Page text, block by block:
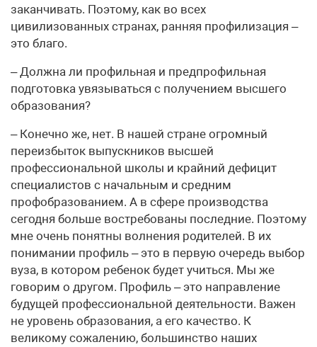
заканчивать. Поэтому, как во всех
цивилизованных странах, ранняя профилизация –
это благо.
– Должна ли профильная и предпрофильная
подготовка увязываться с получением высшего
образования?
– Конечно же, нет. В нашей стране огромный
переизбыток выпускников высшей
профессиональной школы и крайний дефицит
специалистов с начальным и средним
профобразованием. А в сфере производства
сегодня больше востребованы последние. Поэтому
мне очень понятны волнения родителей. В их
понимании профиль – это в первую очередь выбор
вуза, в котором ребенок будет учиться. Мы же
говорим о другом. Профиль – это направление
будущей профессиональной деятельности. Важен
не уровень образования, а его качество. К
великому сожалению, большинство наших